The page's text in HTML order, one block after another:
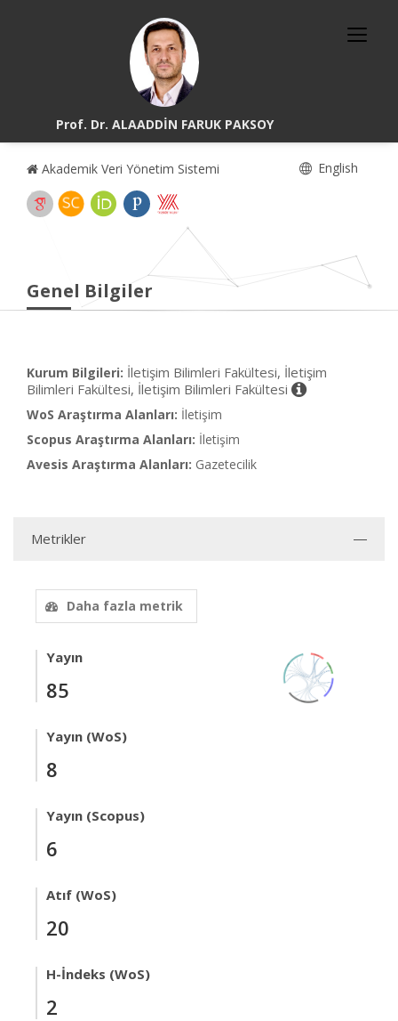
Prof. Dr. ALAADDİN FARUK PAKSOY
Akademik Veri Yönetim Sistemi English
Genel Bilgiler
Kurum Bilgileri: İletişim Bilimleri Fakültesi, İletişim
Bilimleri Fakültesi, İletişim Bilimleri Fakültesi
WoS Araştırma Alanları: İletişim
Scopus Araştırma Alanları: İletişim
Avesis Araştırma Alanları: Gazetecilik
Metrikler
Daha fazla metrik
Yayın
85
Yayın (WoS)
8
Yayın (Scopus)
6
Atıf (WoS)
20
H-İndeks (WoS)
2